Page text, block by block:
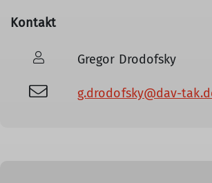
Kontakt
Gregor Drodofsky
g.drodofsky@dav-